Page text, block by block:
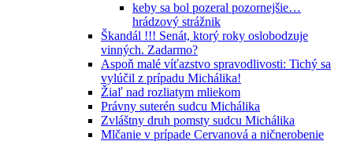
keby sa bol pozeral pozornejšie…
hrádzový strážnik
Škandál !!! Senát, ktorý roky oslobodzuje
vinných. Zadarmo?
Aspoň malé víťazstvo spravodlivosti: Tichý sa
vylúčil z prípadu Michálika!
Žiaľ nad rozliatym mliekom
Právny suterén sudcu Michálika
Zvláštny druh pomsty sudcu Michálika
Mlčanie v prípade Cervanová a ničnerobenie